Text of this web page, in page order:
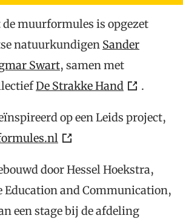
muurformules is opgezet
natuurkundigen Sander
Swart, samen met
De Strakke Hand .
op een Leids project,
door Hessel Hoekstra,
Education and Communication,
een stage bij de afdeling